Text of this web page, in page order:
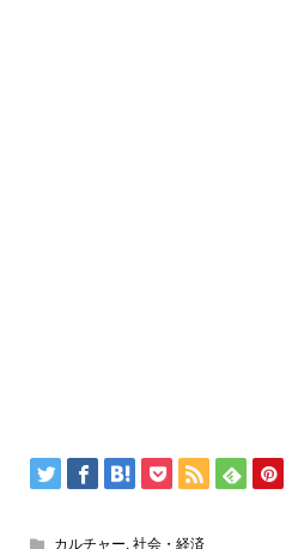
カルチャー, 社会・経済